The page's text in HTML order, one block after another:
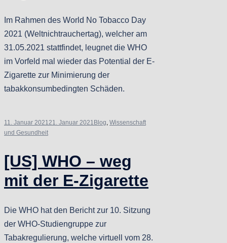
Im Rahmen des World No Tobacco Day
2021 (Weltnichtrauchertag), welcher am
31.05.2021 stattfindet, leugnet die WHO
im Vorfeld mal wieder das Potential der E-
Zigarette zur Minimierung der
tabakkonsumbedingten Schäden.
11. Januar 202121. Januar 2021 Blog, Wissenschaft
und Gesundheit
[US] WHO – weg
mit der E-Zigarette
Die WHO hat den Bericht zur 10. Sitzung
der WHO-Studiengruppe zur
Tabakregulierung, welche virtuell vom 28.